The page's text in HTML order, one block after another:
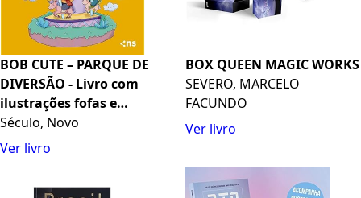
BOB CUTE – PARQUE DE
DIVERSÃO - Livro com
ilustrações fofas e
originais para pintar,
páginas destacáveis e
Século, Novo
Ver livro
BOX QUEEN MAGIC WORKS
SEVERO, MARCELO
FACUNDO
Ver livro